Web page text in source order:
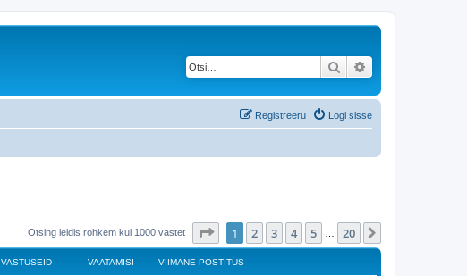
Otsi
Logi sisse
Registreeru
Otsing leidis rohkem kui 1000 vastet . leht 20 -st
1 2 3 4 5 20
VASTUSEID VAATAMISI VIIMANE POSTITUS